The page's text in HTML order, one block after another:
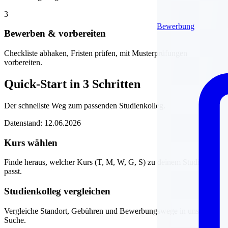
Bewerbung
3
Bewerben & vorbereiten
Checkliste abhaken, Fristen prüfen, mit Musterprüfungen
vorbereiten.
Quick-Start in 3 Schritten
Der schnellste Weg zum passenden Studienkolleg.
Datenstand: 12.06.2026
Kurs wählen
Finde heraus, welcher Kurs (T, M, W, G, S) zu deinem Studienziel
passt.
Studienkolleg vergleichen
Vergleiche Standort, Gebühren und Bewerbungswege in unserer
Suche.